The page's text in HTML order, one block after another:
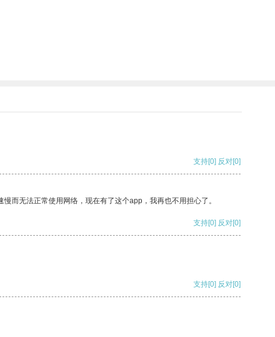
支持[0] 反对[0]
而无法正常使用网络，现在有了这个app，我再也不用担心了。
支持[0] 反对[0]
支持[0] 反对[0]